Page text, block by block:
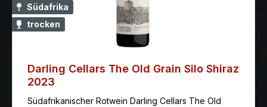
Südafrika
trocken
Darling Cellars The Old Grain Silo Shiraz
2023
Südafrikanischer Rotwein Darling Cellars The Old